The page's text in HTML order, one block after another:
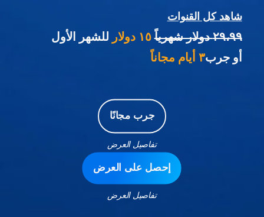
شاهد كل القنوات
٢٩،٩٩ دولار شهرياً ١٥ دولار
للشهر الأول
أو جرب٣ أيام مجاناً
جرب مجانًا
تفاصيل العرض
إحصل على العرض
تفاصيل العرض